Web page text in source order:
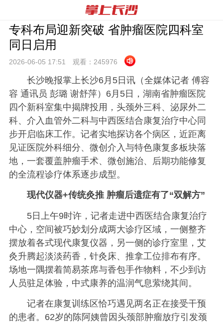
专科布局迎新突破 省肿瘤医院四科室
同日启用
2026-06-05 17:51 观看： 245976
长沙晚报掌上长沙6月5日讯（全媒体记者 傅容
容 通讯员 彭璐 谢舒萍） 6月5日，湖南省肿瘤医院
四个新科室集中揭牌投用，头颈外三科、泌尿外二
科、介入血管外二科与中西医结合康复治疗中心同
步开启临床工作。记者实地探访各个病区，近距离
见证医院外科细分、微创介入与特色康复多板块落
地，一套覆盖肿瘤手术、微创施治、后期功能修复
的全流程诊疗体系逐步成型。
现代仪器+传统灸推 肿瘤后遗症有了“双解方”
5日上午9时许，记者走进中西医结合康复治疗
中心，空间被巧妙划分成两大诊疗区域，一侧整齐
摆放着各式现代康复仪器，另一侧的诊疗室里，艾
灸升腾起淡淡药香，针灸床、推拿工位排布有序。
场地一隅摆着简易茶席与香包手作物料，不少到访
人员驻足体验，中式康养的温润气息萦绕其间。
记者在康复训练区恰巧遇见两名正在接受干预
的患者。62岁的陈阿姨曾因头颈部肿瘤放疗引发颈